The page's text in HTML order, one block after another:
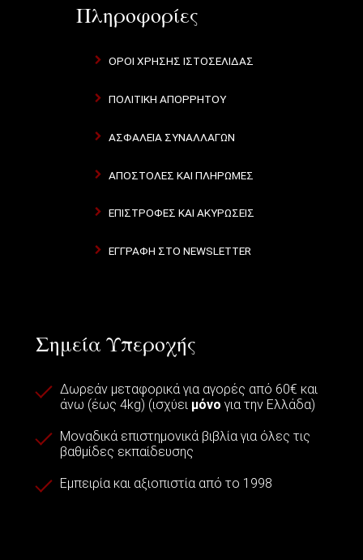
Πληροφορίες
ΌΡΟΙ ΧΡΉΣΗΣ ΙΣΤΟΣΕΛΊΔΑΣ
ΠΟΛΙΤΙΚΉ ΑΠΟΡΡΉΤΟΥ
ΑΣΦΆΛΕΙΑ ΣΥΝΑΛΛΑΓΏΝ
ΑΠΟΣΤΟΛΈΣ ΚΑΙ ΠΛΗΡΩΜΈΣ
ΕΠΙΣΤΡΟΦΈΣ ΚΑΙ ΑΚΥΡΏΣΕΙΣ
ΕΓΓΡΑΦΉ ΣΤΟ NEWSLETTER
Σημεία Υπεροχής
Δωρεάν μεταφορικά για αγορές από 60€ και
άνω (έως 4kg) (ισχύει μόνο για την Ελλάδα)
Μοναδικά επιστημονικά βιβλία για όλες τις
βαθμίδες εκπαίδευσης
Εμπειρία και αξιοπιστία από το 1998